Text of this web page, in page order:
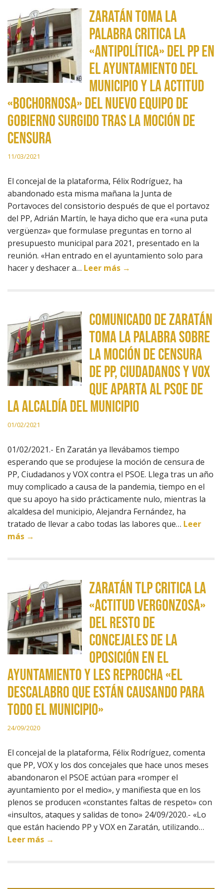
Zaratán Toma la
Palabra critica la
«antipolítica» del PP en
el ayuntamiento del
municipio y la actitud
«bochornosa» del nuevo equipo de
gobierno surgido tras la moción de
censura
11/03/2021
El concejal de la plataforma, Félix Rodríguez, ha
abandonado esta misma mañana la Junta de
Portavoces del consistorio después de que el portavoz
del PP, Adrián Martín, le haya dicho que era «una puta
vergüenza» que formulase preguntas en torno al
presupuesto municipal para 2021, presentado en la
reunión. «Han entrado en el ayuntamiento solo para
hacer y deshacer a… Leer más →
Comunicado de Zaratán
Toma la Palabra sobre
la moción de censura
de PP, Ciudadanos y VOX
que aparta al PSOE de
la alcaldía del municipio
01/02/2021
01/02/2021.- En Zaratán ya llevábamos tiempo
esperando que se produjese la moción de censura de
PP, Ciudadanos y VOX contra el PSOE. Llega tras un año
muy complicado a causa de la pandemia, tiempo en el
que su apoyo ha sido prácticamente nulo, mientras la
alcaldesa del municipio, Alejandra Fernández, ha
tratado de llevar a cabo todas las labores que… Leer
más →
Zaratán TLP critica la
«actitud vergonzosa»
del resto de
concejales de la
oposición en el
ayuntamiento y les reprocha «el
descalabro que están causando para
todo el municipio»
24/09/2020
El concejal de la plataforma, Félix Rodríguez, comenta
que PP, VOX y los dos concejales que hace unos meses
abandonaron el PSOE actúan para «romper el
ayuntamiento por el medio», y manifiesta que en los
plenos se producen «constantes faltas de respeto» con
«insultos, ataques y salidas de tono» 24/09/2020.- «Lo
que están haciendo PP y VOX en Zaratán, utilizando…
Leer más →